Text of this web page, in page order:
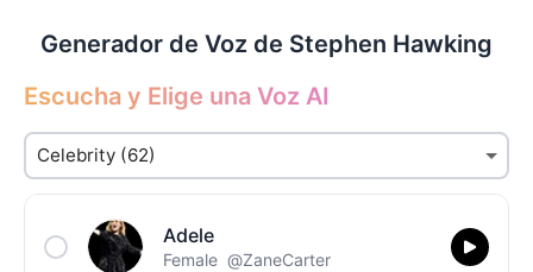
Generador de Voz de Stephen Hawking
Escucha y Elige una Voz AI
Adele
Female @ZaneCarter